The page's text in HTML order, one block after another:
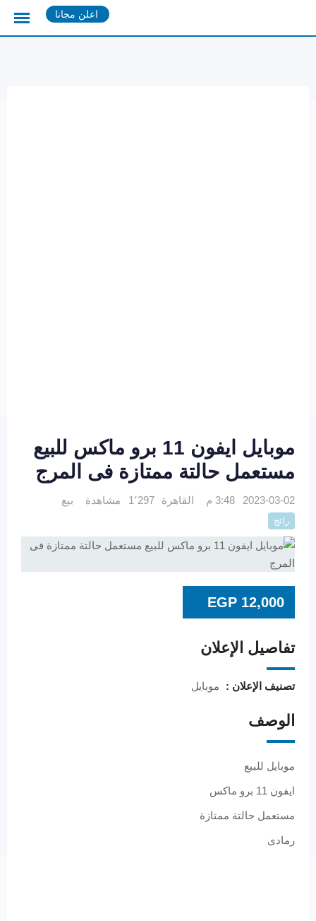
اعلن مجانا
موبايل ايفون 11 برو ماكس للبيع
مستعمل حالتة ممتازة فى المرج
2023-03-02 3:48 م القاهرة 1٬297 مشاهدة بيع
رائج
EGP 12,000
تفاصيل الإعلان
تصنيف الإعلان : موبايل
الوصف
موبايل للبيع
ايفون 11 برو ماكس
مستعمل حالتة ممتازة
رمادى